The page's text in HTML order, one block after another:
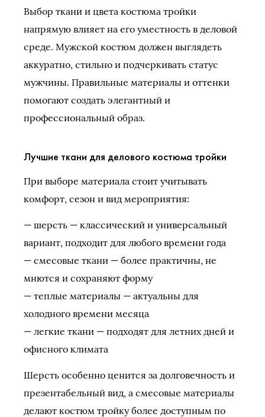
Выбор ткани и цвета костюма тройки
напрямую влияет на его уместность в деловой
среде. Мужской костюм должен выглядеть
аккуратно, стильно и подчеркивать статус
мужчины. Правильные материалы и оттенки
помогают создать элегантный и
профессиональный образ.
Лучшие ткани для делового костюма тройки
При выборе материала стоит учитывать
комфорт, сезон и вид мероприятия:
— шерсть — классический и универсальный
вариант, подходит для любого времени года
— смесовые ткани — более практичны, не
мнются и сохраняют форму
— теплые материалы — актуальны для
холодного времени месяца
— легкие ткани — подходят для летних дней и
офисного климата
Шерсть особенно ценится за долговечность и
презентабельный вид, а смесовые материалы
делают костюм тройку более доступным по